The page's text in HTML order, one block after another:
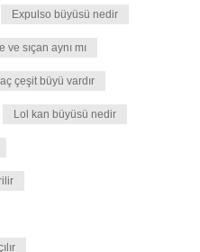
Expulso büyüsü nedir
ve sıçan aynı mı
çeşit büyü vardır
Lol kan büyüsü nedir